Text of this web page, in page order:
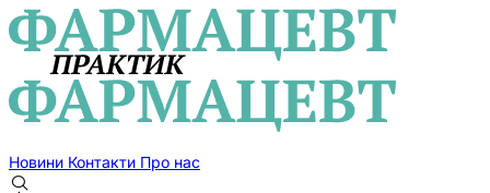
Новини Контакти Про нас